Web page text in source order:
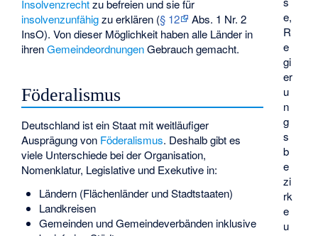
e,
R
e
gi
er
u
n
g
s
b
e
zi
rk
e
u
Insolvenzrechtzu befreien und sie für
insolvenzunfähigzu erklären (§ 12
Abs. 1 Nr. 2
InsO). Von dieser Möglichkeit haben alle Länder in
ihrenGemeindeordnungenGebrauch gemacht.
Föderalismus
Deutschland ist ein Staat mit weitläufiger
Ausprägung von Föderalismus. Deshalb gibt es
viele Unterschiede bei der Organisation,
Nomenklatur, Legislative und Exekutive in:
Ländern (Flächenländer und Stadtstaaten)
Landkreisen
Gemeinden und Gemeindeverbänden inklusive